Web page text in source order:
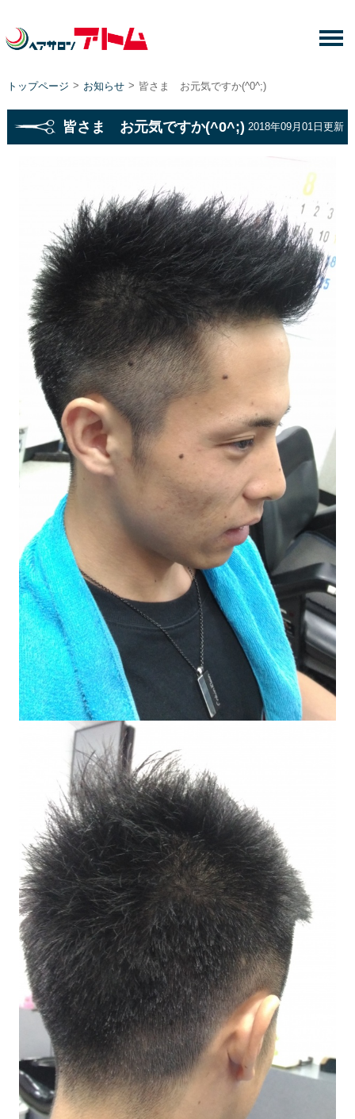
トップページ > お知らせ > 皆さま お元気ですか(^0^;)
皆さま お元気ですか(^0^;) 2018年09月01日更新